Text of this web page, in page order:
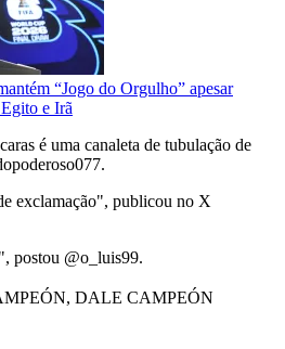
“Jogo do Orgulho” apesar
e Irã
é uma canaleta de tubulação de
exclamação", publicou no X
postou @o_luis99.
DALE CAMPEÓN